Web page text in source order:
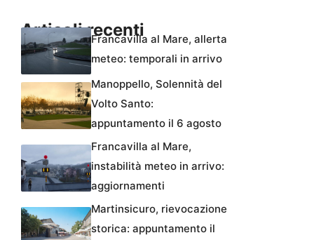
Articoli recentiFrancavilla al Mare, allerta
meteo: temporali in arrivo
Manoppello, Solennità del
Volto Santo:
appuntamento il 6 agosto
Francavilla al Mare,
instabilità meteo in arrivo:
aggiornamenti
Martinsicuro, rievocazione
storica: appuntamento il